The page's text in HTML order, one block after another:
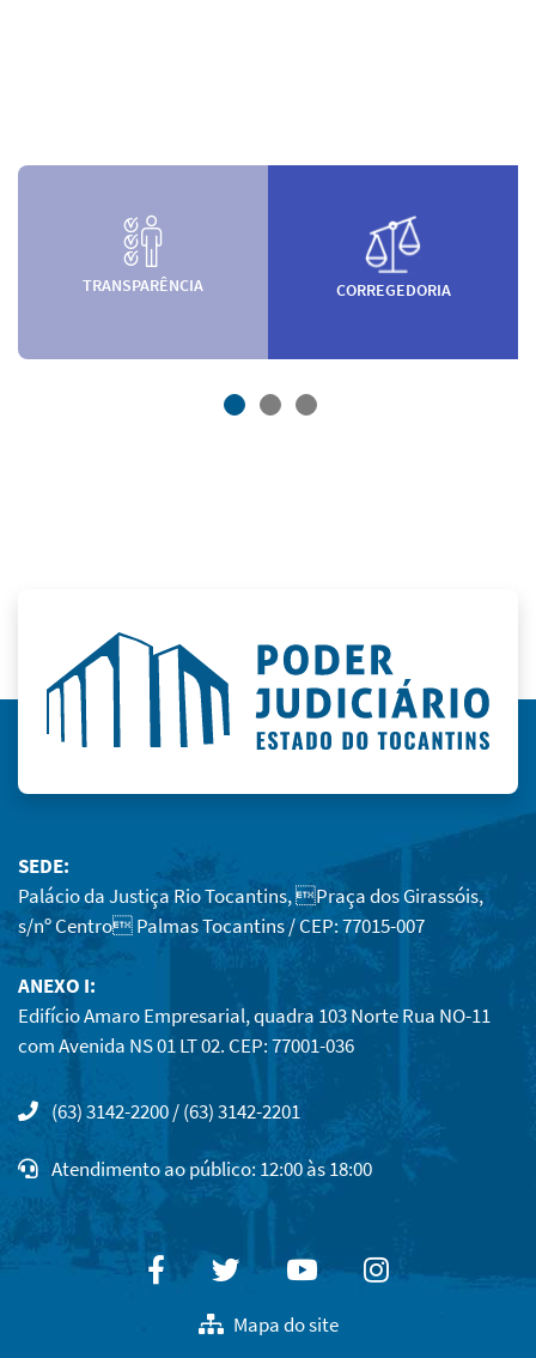
TRANSPARÊNCIA CORREGEDORIA
SEDE:
Palácio da Justiça Rio Tocantins, Praça dos Girassóis,
s/nº Centro Palmas Tocantins / CEP: 77015-007
ANEXO I:
Edifício Amaro Empresarial, quadra 103 Norte Rua NO-11
com Avenida NS 01 LT 02. CEP: 77001-036
(63) 3142-2200 / (63) 3142-2201
Atendimento ao público: 12:00 às 18:00
FacebookTwitterYoutubeInstagram
Mapa do site